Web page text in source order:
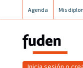
Agenda Mis